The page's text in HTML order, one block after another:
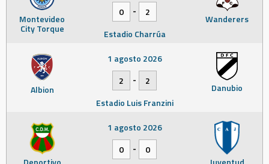
Montevideo
City Torque
Wanderers
0
-
2
Estadio Charrúa
Albion Danubio
1 agosto 2026
2
-
2
Estadio Luis Franzini
1 agosto 2026
0
-
0